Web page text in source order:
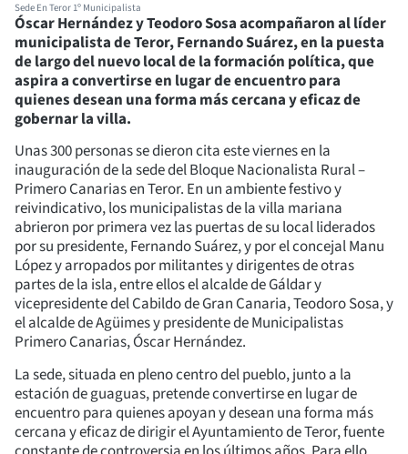
Sede En Teror 1º Municipalista
Óscar Hernández y Teodoro Sosa acompañaron al líder
municipalista de Teror, Fernando Suárez, en la puesta
de largo del nuevo local de la formación política, que
aspira a convertirse en lugar de encuentro para
quienes desean una forma más cercana y eficaz de
gobernar la villa.
Unas 300 personas se dieron cita este viernes en la
inauguración de la sede del Bloque Nacionalista Rural –
Primero Canarias en Teror. En un ambiente festivo y
reivindicativo, los municipalistas de la villa mariana
abrieron por primera vez las puertas de su local liderados
por su presidente, Fernando Suárez, y por el concejal Manu
López y arropados por militantes y dirigentes de otras
partes de la isla, entre ellos el alcalde de Gáldar y
vicepresidente del Cabildo de Gran Canaria, Teodoro Sosa, y
el alcalde de Agüimes y presidente de Municipalistas
Primero Canarias, Óscar Hernández.
La sede, situada en pleno centro del pueblo, junto a la
estación de guaguas, pretende convertirse en lugar de
encuentro para quienes apoyan y desean una forma más
cercana y eficaz de dirigir el Ayuntamiento de Teror, fuente